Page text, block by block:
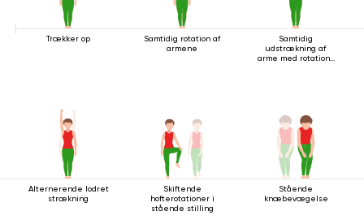
Trækker op
Samtidig rotation af
armene
Samtidig
udstrækning af
arme med rotation i
Alternerende lodret
strækning
Skiftende
hofterotationer i
stående stilling
Stående
knæbevægelse